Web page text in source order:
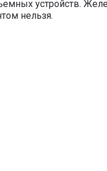
устройств.
нельзя.